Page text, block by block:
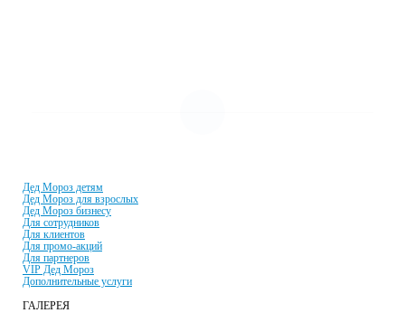
Дед Мороз детям
Дед Мороз для взрослых
Дед Мороз бизнесу
Для сотрудников
Для клиентов
Для промо-акций
Для партнеров
VIP Дед Мороз
Дополнительные услуги
ГАЛЕРЕЯ